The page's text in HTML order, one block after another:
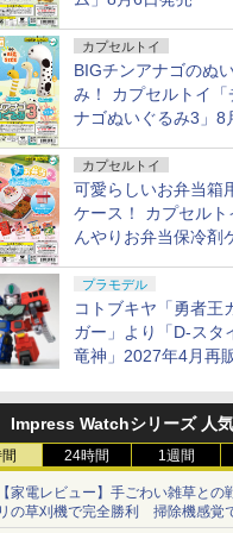
カプセルトイ
BIGチンアナゴのぬ
み！ カプセルトイ「
ナゴぬいぐるみ3」8
カプセルトイ
可愛らしいお弁当箱
ケース！ カプセルト
んやりお弁当保冷剤
プラモデル
コトブキヤ「勇者王
ガー」より「D-スタ
竜神」2027年4月再
Impress Watchシリーズ 人
24時間 1週間
家電レビュー】手ごわい雑草との
の草刈機で完全勝利 掃除機感覚